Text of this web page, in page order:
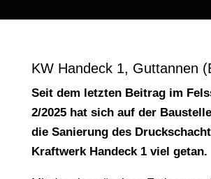
KW Handeck 1, Guttannen
Seit dem letzten Beitrag im
2/2025 hat sich auf der
die Sanierung des
Kraftwerk Handeck 1 viel getan.